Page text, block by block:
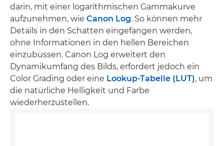
darin, mit einer logarithmischen Gammakurve
aufzunehmen, wie Canon Log. So können mehr
Details in den Schatten eingefangen werden,
ohne Informationen in den hellen Bereichen
einzubüssen. Canon Log erweitert den
Dynamikumfang des Bilds, erfordert jedoch ein
Color Grading oder eine Lookup-Tabelle (LUT), um
die natürliche Helligkeit und Farbe
wiederherzustellen.